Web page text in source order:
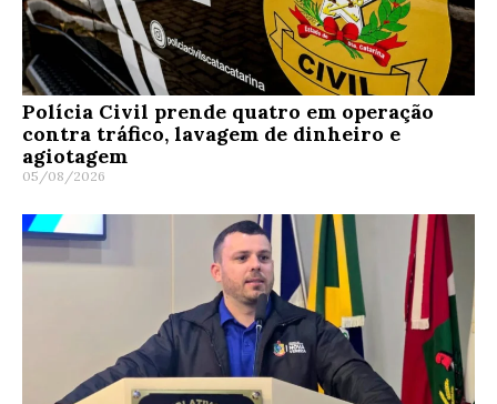
Polícia Civil prende quatro em operação
contra tráfico, lavagem de dinheiro e
agiotagem
05/08/2026